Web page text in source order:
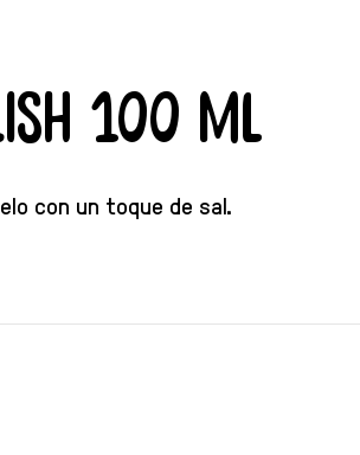
100 ml
con un toque de sal.